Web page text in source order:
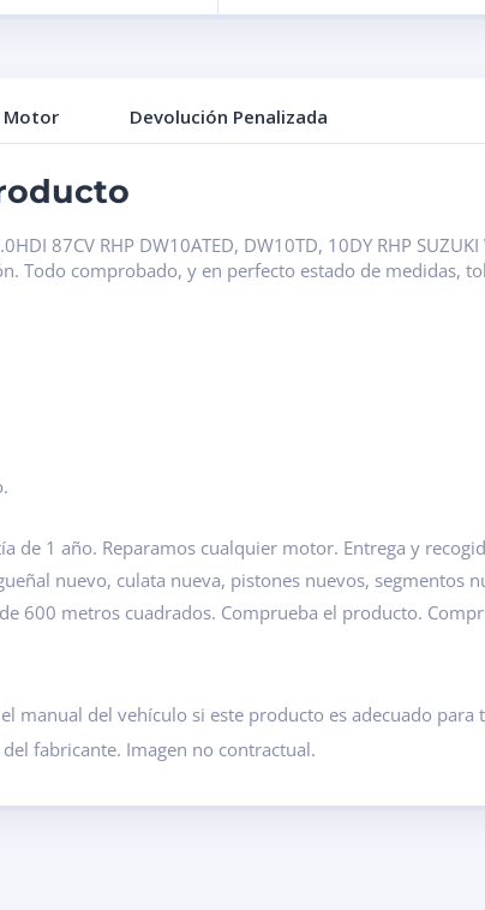
Motor Devolución Penalizada
87CV RHP DW10ATED, DW10TD, 10DY RHP
Todo comprobado, y en perfecto estado de medidas,
de 1 año. Reparamos cualquier motor. Entrega y
nuevo, culata nueva, pistones nuevos, segmentos
600 metros cuadrados. Comprueba el producto.
manual del vehículo si este producto es adecuado
fabricante. Imagen no contractual.